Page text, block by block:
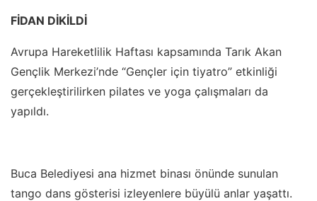
FİDAN DİKİLDİ
Avrupa Hareketlilik Haftası kapsamında Tarık Akan
Gençlik Merkezi’nde “Gençler için tiyatro” etkinliği
gerçekleştirilirken pilates ve yoga çalışmaları da
yapıldı.
Buca Belediyesi ana hizmet binası önünde sunulan
tango dans gösterisi izleyenlere büyülü anlar yaşattı.